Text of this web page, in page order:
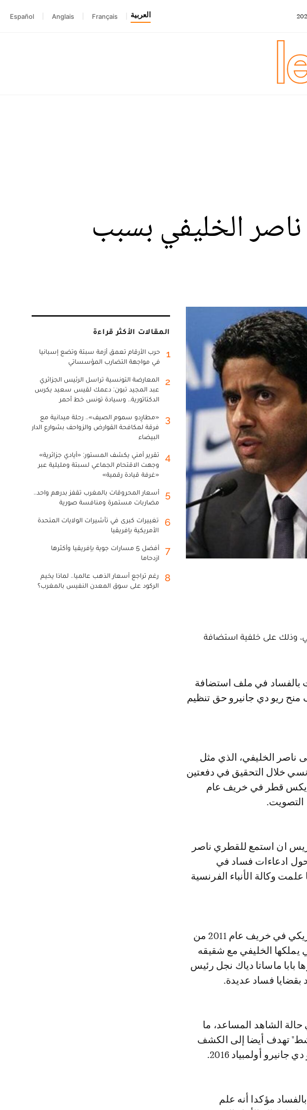
العربية Français
Anglais
Español
ناصر الخليفي بسبب
وذلك على خلفية استضافة
منح ريو دي جانيرو حق تنظيم
ناصر الخليفي، الذي مثل
خلال التحقيق في دفعتين
أوريكس قطر في خريف عام
ان استمع للقطري ناصر
ادعاءات فساد في
وكالة الأنباء الفرنسية
وينظر القضاة في دفعتين بقيمة 3,5 ملايين دولار أمريكي في خريف عام 2011 من
يملكها الخليفي مع شقيقه
بابا ماساتا دياك نجل رئيس
بقضايا فساد عديدة.
الشاهد المساعد، ما
تهدف أيضا إلى الكشف
مؤكدا أنه علم
المقالات الأكثر قراءة
1
حرب الأرقام تعمق أزمة سبتة وتضع إسبانيا
في مواجهة التضارب المؤسساتي
2
المعارضة التونسية تراسل الرئيس الجزائري
عبد المجيد تبون: دعمك لقيس سعيد يكرس
الدكتاتورية.. وسيادة تونس خط أحمر
3
«مطارِدو سموم الصيف».. رحلة ميدانية مع
فرقة لمكافحة القوارض والزواحف بشوارع الدار
البيضاء
4
تقرير أمني يكشف المستور: «أيادي جزائرية»
وجهت الاقتحام الجماعي لسبتة ومليلية عبر
«غرفة قيادة رقمية»
5
أسعار المحروقات بالمغرب تقفز بدرهم واحد..
مضاربات مستمرة ومنافسة صورية
6
تغييرات كبرى في تأشيرات الولايات المتحدة
الأمريكية بإفريقيا
7
أفضل 5 مسارات جوية بإفريقيا وأكثرها
ازدحاما
8
رغم تراجع أسعار الذهب عالميا.. لماذا يخيم
الركود على سوق المعدن النفيس بالمغرب؟